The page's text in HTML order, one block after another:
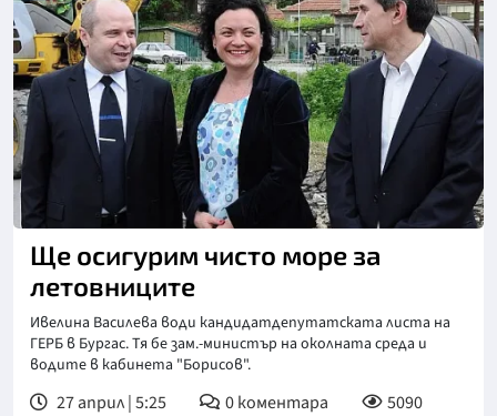
Ще осигурим чисто море за
летовниците
Ивелина Василева води кандидатдепутатската листа на
ГЕРБ в Бургас. Тя бе зам.-министър на околната среда и
водите в кабинета "Борисов".
27 април | 5:25 0коментара 5090